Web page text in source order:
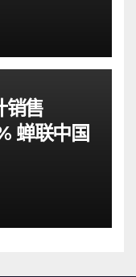
销售
蝉联中国